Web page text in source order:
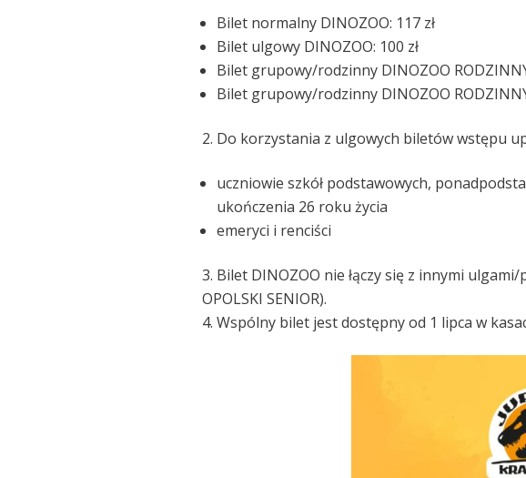
Bilet normalny DINOZOO: 117 zł
Bilet ulgowy DINOZOO: 100 zł
Bilet grupowy/rodzinny DINOZOO
Bilet grupowy/rodzinny DINOZOO
Do korzystania z ulgowych biletów wstępu
uczniowie szkół podstawowych,
ukończenia 26 roku życia
emeryci i renciści
Bilet DINOZOO nie łączy się z innymi
OPOLSKI SENIOR).
Wspólny bilet jest dostępny od 1 lipca w